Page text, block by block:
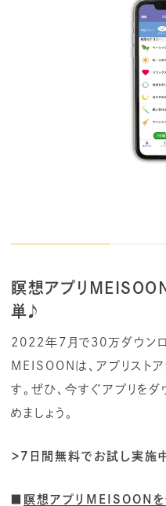
瞑想アプリ
単♪
2022年7月で30万ダウン
MEISOONは、アプリスト
す。ぜひ、今すぐアプリを
めましょう。
＞7日間無料でお試し実施
瞑想アプリMEISOON